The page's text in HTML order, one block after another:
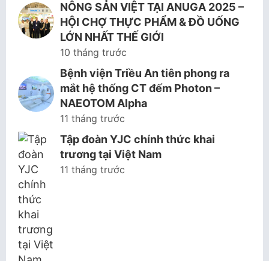
NÔNG SẢN VIỆT TẠI ANUGA 2025 –
HỘI CHỢ THỰC PHẨM & ĐỒ UỐNG
LỚN NHẤT THẾ GIỚI
10 tháng trước
Bệnh viện Triều An tiên phong ra
mắt hệ thống CT đếm Photon –
NAEOTOM Alpha
11 tháng trước
Tập đoàn YJC chính thức khai
trương tại Việt Nam
11 tháng trước